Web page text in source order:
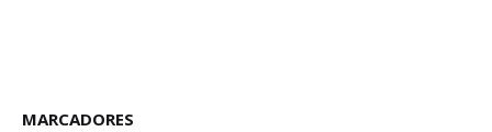
MARCADORES